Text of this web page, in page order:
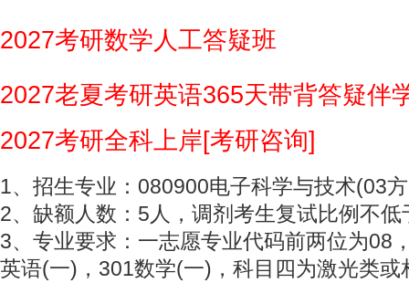
2027考研数学人工答疑班
2027老夏考研英语365天带背答疑伴
2027考研全科上岸[考研咨询]
1、招生专业：080900电子科学与技术(03
2、缺额人数：5人，调剂考生复试比例不低
3、专业要求：一志愿专业代码前两位为08
英语(一)，301数学(一)，科目四为激光类或